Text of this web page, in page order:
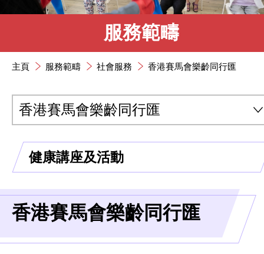
服務範疇
主頁 服務範疇 社會服務 香港賽馬會樂齡同行匯
香港賽馬會樂齡同行匯
健康講座及活動
香港賽馬會樂齡同行匯